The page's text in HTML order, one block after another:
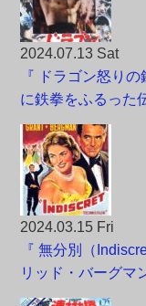
2024.07.13 Sat
『 ドラゴン怒り
に鉄拳をふるった
2024.03.15 Fri
『 無分別（
リッド・バーグマ